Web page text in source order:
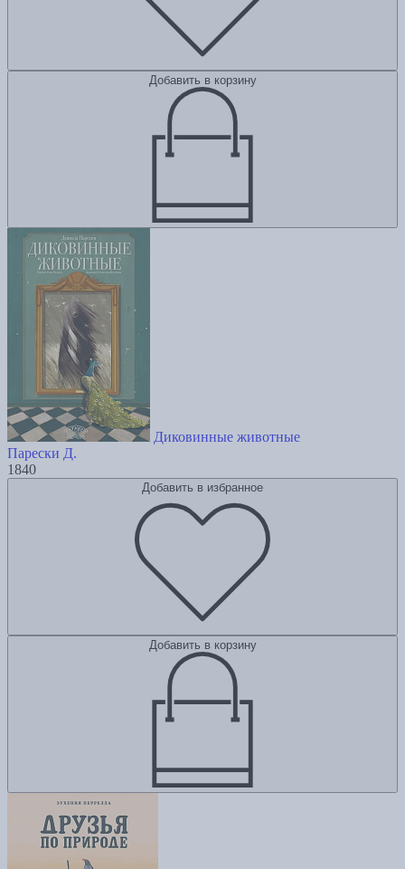
Добавить в корзину
Диковинные животные
Парески Д.
1840
Добавить в избранное
Добавить в корзину